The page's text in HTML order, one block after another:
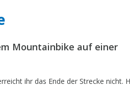
Mountainbike auf einer
ihr das Ende der Strecke nicht.